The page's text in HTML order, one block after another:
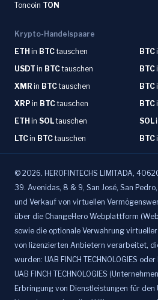
Toncoin TON
Krypto-Handelspaare
ETH in BTCtauschen BTC
USDT in BTCtauschen BTC
XMR in BTCtauschen BTC
XRP in BTCtauschen BTC
ETH in SOLtauschen SOL
LTCin BTCtauschen BTC
© 2026. HEROFINTECHS LIMITADA,
39. Avenidas, 8 & 9, San José, San
und Verkauf von virtuellen
über die ChangeHero Webplattform
sowie die optionale Verwahrung
von lizenzierten Anbietern verarbeitet,
wurden: UAB FINCH TECHNOLOGIES oder
UAB FINCH TECHNOLOGIES
Erbringung von Dienstleistungen für den